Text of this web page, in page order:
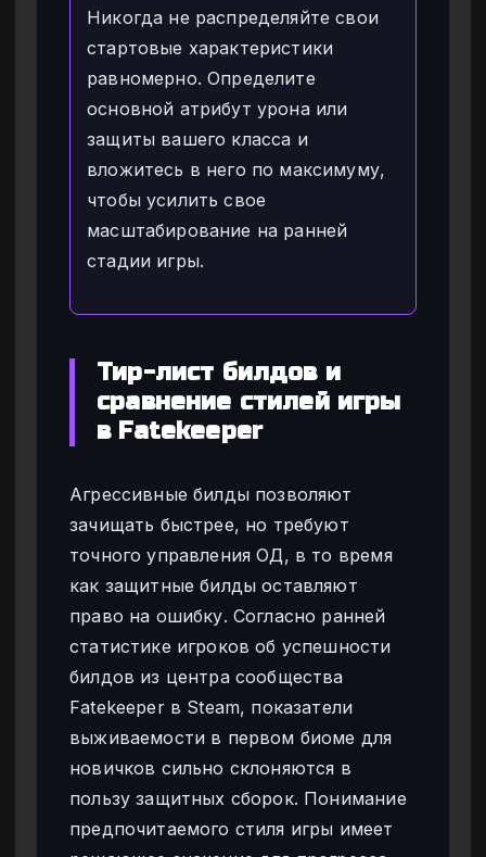
Никогда не распределяйте свои
стартовые характеристики
равномерно. Определите
основной атрибут урона или
защиты вашего класса и
вложитесь в него по максимуму,
чтобы усилить свое
масштабирование на ранней
стадии игры.
Тир-лист билдов и
сравнение стилей игры
в Fatekeeper
Агрессивные билды позволяют
зачищать быстрее, но требуют
точного управления ОД, в то время
как защитные билды оставляют
право на ошибку. Согласно ранней
статистике игроков об успешности
билдов из центра сообщества
Fatekeeper в Steam, показатели
выживаемости в первом биоме для
новичков сильно склоняются в
пользу защитных сборок. Понимание
предпочитаемого стиля игры имеет